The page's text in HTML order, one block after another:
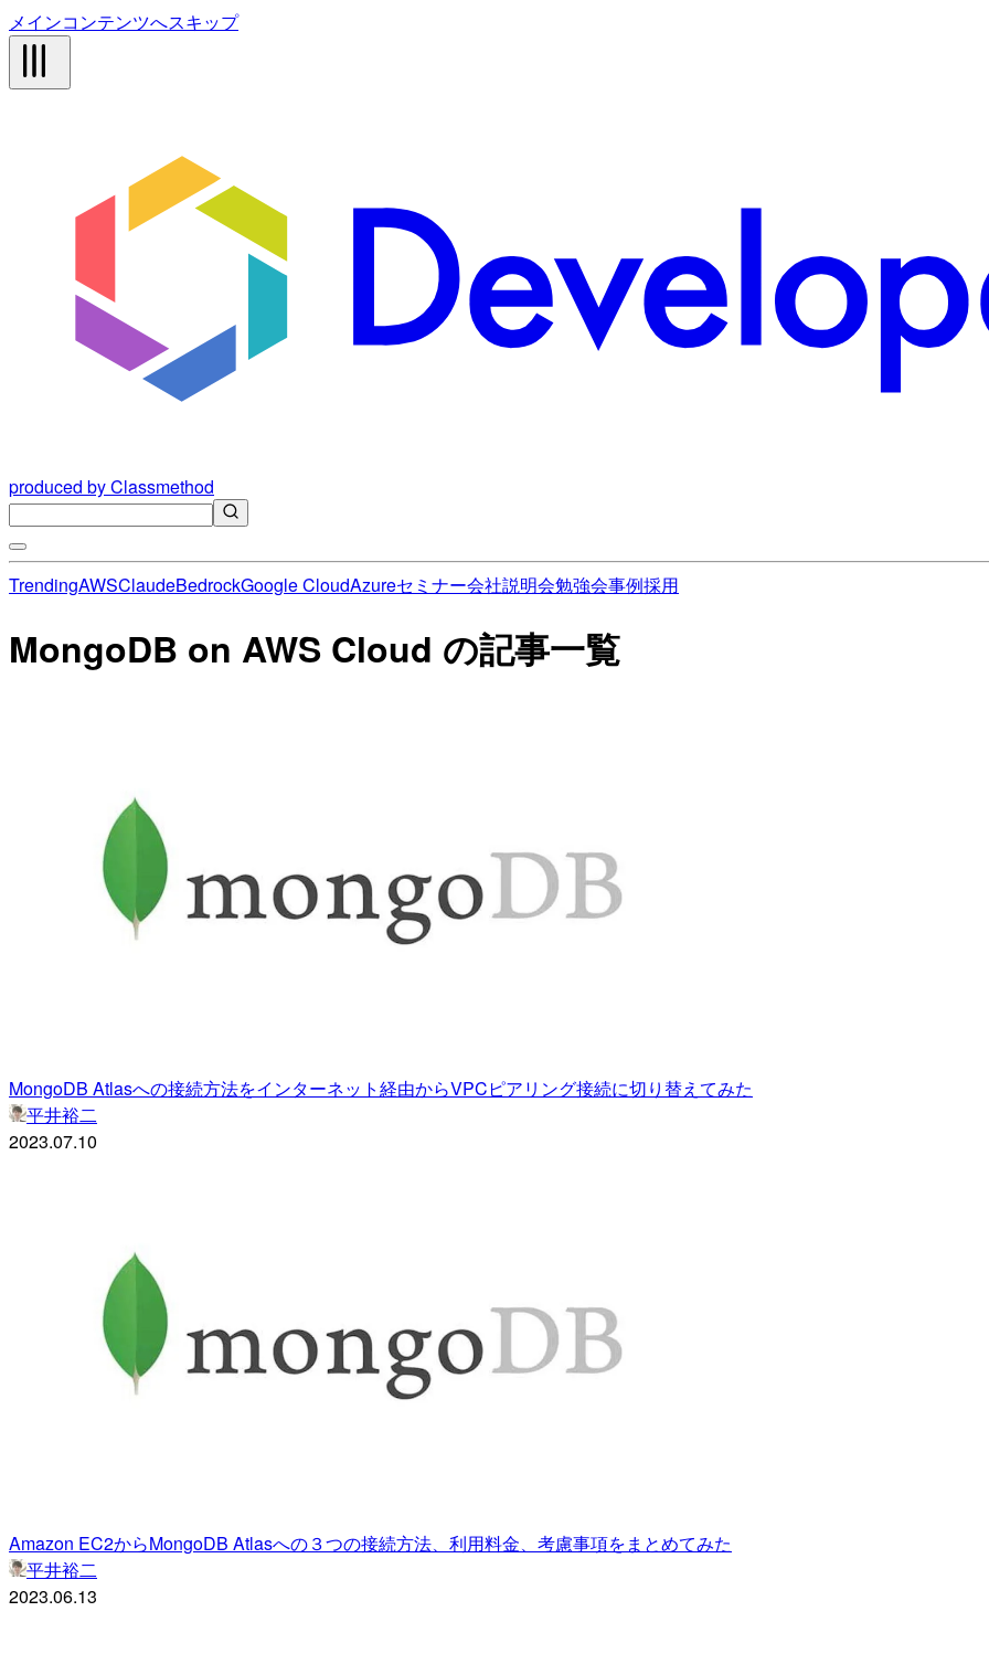
メインコンテンツへスキップ
produced by Classmethod
TrendingAWSClaudeBedrockGoogle CloudAzureセミナー会社説明会勉強会事例採用
MongoDB on AWS Cloud の記事一覧
MongoDB Atlasへの接続方法をインターネット経由からVPCピアリング接続に切り替えてみた
平井裕二
2023.07.10
Amazon EC2からMongoDB Atlasへの３つの接続方法、利用料金、考慮事項をまとめてみた
平井裕二
2023.06.13